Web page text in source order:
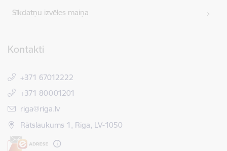
Sīkdatņu izvēles maiņa
Kontakti
+371 67012222
+371 80001201
E-pasts:
riga@riga.lv
Rātslaukums 1, Rīga, LV-1050